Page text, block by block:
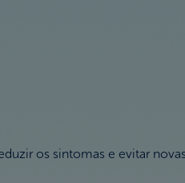
os sintomas e evitar